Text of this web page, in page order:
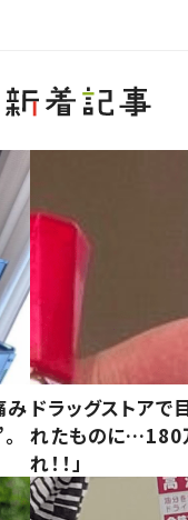
み ドラッグストア
れたものに…180万
れ！！」